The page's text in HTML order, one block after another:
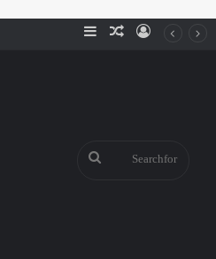
SidebarRandomLog
Search